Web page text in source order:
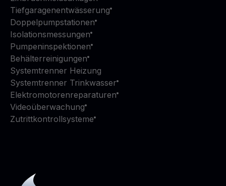
Tiefgaragenentwässerung
Doppelpumpstationen
Isolationsmessungen
Pumpeninspektionen
Behälterreinigungen
Systemtrenner Heizung
Systemtrenner Trinkwasser
Elektromotorenreparaturen
Videoüberwachung
Zutrittkontrollsysteme